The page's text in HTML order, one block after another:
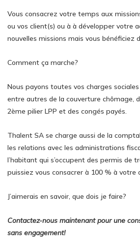
Vous consacrez votre temps aux
ou vos client(s) ou à à développer votre
nouvelles missions mais vous bénéficiez
Comment ça marche?
Nous payons toutes vos charges
entre autres de la couverture chômage,
2ème pilier LPP et des congés payés.
Thalent SA se charge aussi de la
les relations avec les administrations
l’habitant qui s’occupent des permis de
puissiez vous consacrer à 100 % à votre
J’aimerais en savoir, que dois je faire?
Contactez-nous maintenant pour une
sans engagement!